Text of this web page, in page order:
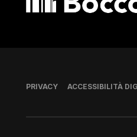
Piè di pagina
PRIVACY ACCESSIBILITÀ